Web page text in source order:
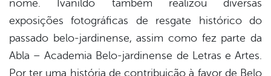
nome. Ivanildo também realizou diversas
exposições fotográficas de resgate histórico do
passado belo-jardinense, assim como fez parte da
Abla – Academia Belo-jardinense de Letras e Artes.
Por ter uma história de contribuição à favor de Belo